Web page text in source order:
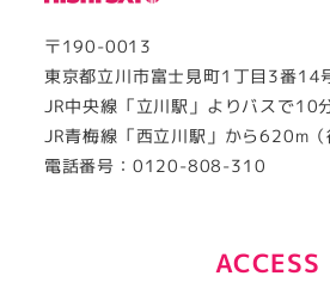
〒190-0013
東京都立川市富士見町1丁目3番14
JR中央線「立川駅」よりバスで10
JR青梅線「西立川駅」から620m（
電話番号：0120-808-310
ACCESS